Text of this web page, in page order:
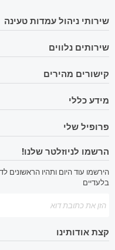
שירותי ניהול עמדות טעינה
שירותים נלווים
קישורים מהירים
מידע כללי
פרופיל שלי
הרשמו לניוזלטר שלנו!
הירשמו עוד היום ותהיו
בלעדיים
קצת אודותינו